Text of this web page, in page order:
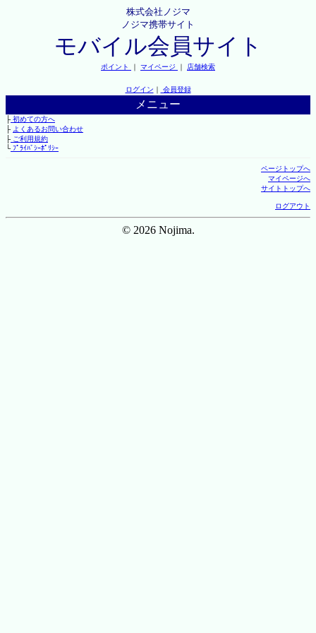
株式会社ノジマ
ノジマ携帯サイト
モバイル会員サイト
ポイント ｜ マイページ ｜ 店舗検索
ログイン ｜ 会員登録
メニュー
├初めての方へ
├ よくあるお問い合わせ
├ご利用規約
└ﾌﾟﾗｲﾊﾞｼｰﾎﾟﾘｼｰ
ページトップへ
マイページへ
サイトトップへ
ログアウト
© 2026 Nojima.